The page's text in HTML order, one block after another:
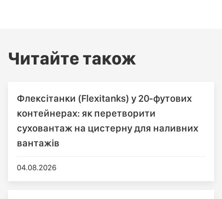
Читайте також
Флексітанки (Flexitanks) у 20-футових
контейнерах: як перетворити
суховантаж на цистерну для наливних
вантажів
04.08.2026